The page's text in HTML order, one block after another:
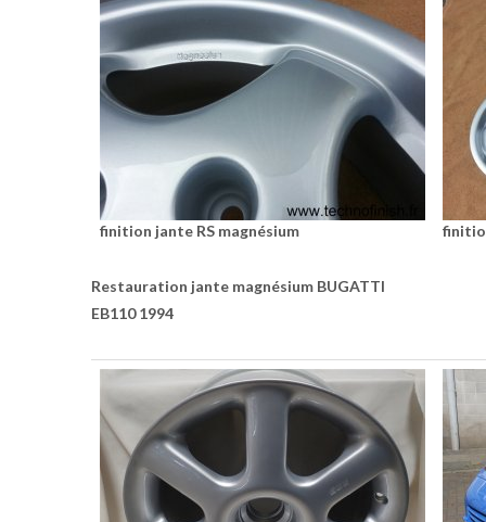
finition jante RS magnésium
Restauration jante magnésium BUGATTI
EB110 1994